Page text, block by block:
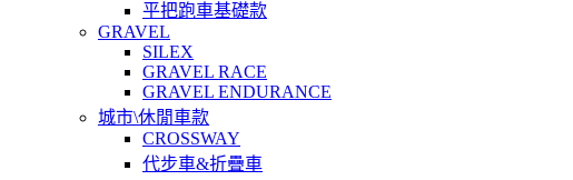
平把跑車基礎款
GRAVEL
SILEX
GRAVEL RACE
GRAVEL ENDURANCE
城市\休閒車款
CROSSWAY
代步車&折疊車